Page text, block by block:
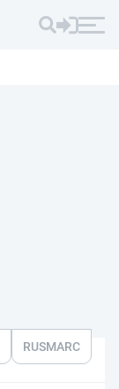
RUSMARC